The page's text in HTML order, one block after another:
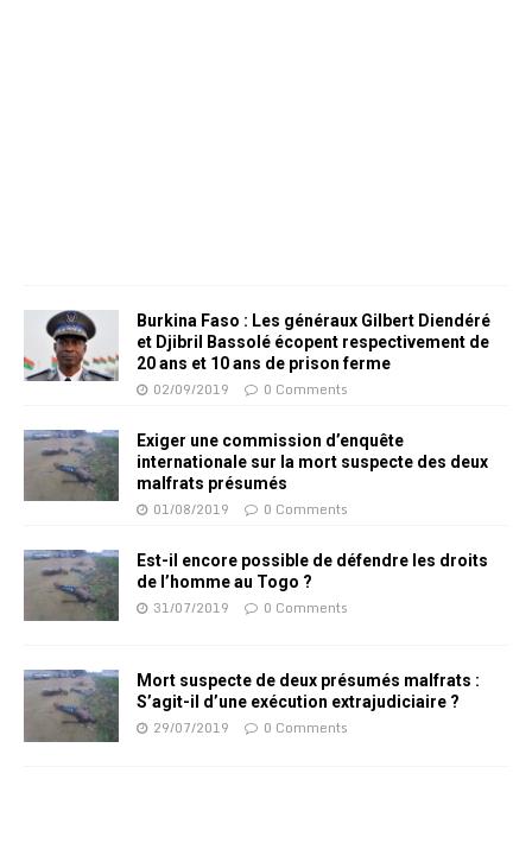
Burkina Faso : Les généraux Gilbert Diendéré
et Djibril Bassolé écopent respectivement de
20 ans et 10 ans de prison ferme
02/09/2019 0 Comments
Exiger une commission d’enquête
internationale sur la mort suspecte des deux
malfrats présumés
01/08/2019 0 Comments
Est-il encore possible de défendre les droits
de l’homme au Togo ?
31/07/2019 0 Comments
Mort suspecte de deux présumés malfrats :
S’agit-il d’une exécution extrajudiciaire ?
29/07/2019 0 Comments